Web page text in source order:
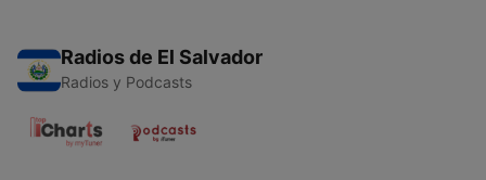
Radios de El Salvador
Radios y Podcasts